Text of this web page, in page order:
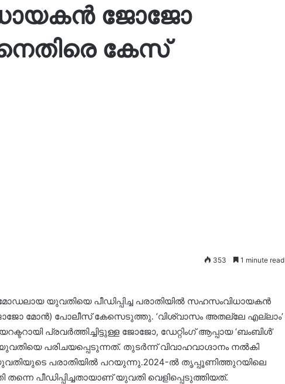
ജോജോ
കേസ്
353 1 minute read
മോഡലായ യുവതിയെ പീഡിപ്പിച്ച പരാതിയിൽ സഹസംവിധായകൻ
മോൻ) പോലീസ് കേസെടുത്തു. ‘വിശ്വാസം അതല്ലേ എല്ലാം’
പ്രവർത്തിച്ചിട്ടുള്ള ജോജോ, ഡേറ്റിംഗ് ആപ്പായ ‘ബംബിൾ’
യുവതിയെ പരിചയപ്പെടുന്നത്. തുടർന്ന് വിവാഹവാഗ്ദാനം നൽകി
പരാതിയിൽ പറയുന്നു.2024-ൽ തൃപ്പൂണിത്തുറയിലെ
തന്നെ പീഡിപ്പിച്ചതായാണ് യുവതി വെളിപ്പെടുത്തിയത്.